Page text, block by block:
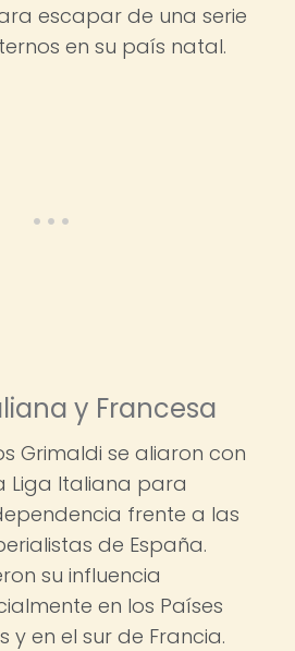
escapar de una serie
en su país natal.
y Francesa
Grimaldi se aliaron con
Liga Italiana para
frente a las
de España.
su influencia
en los Países
y en el sur de Francia.